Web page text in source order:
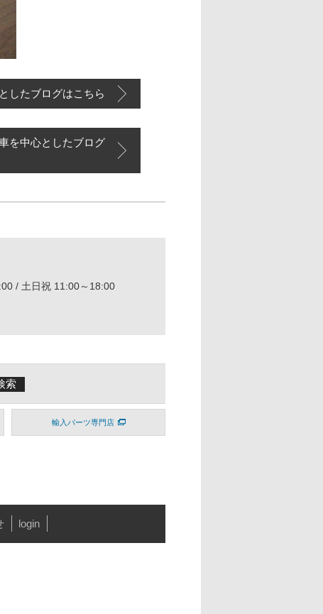
したブログはこちら
を中心としたブログ
/ 土日祝 11:00～18:00
輸入パーツ専門店
login